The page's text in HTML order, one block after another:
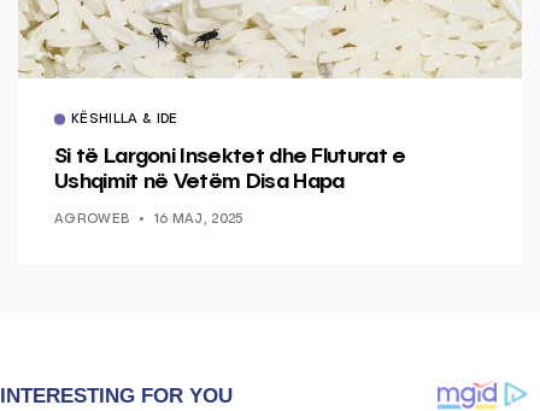
KËSHILLA & IDE
Si të Largoni Insektet dhe Fluturat e
Ushqimit në Vetëm Disa Hapa
AGROWEB 16 MAJ, 2025